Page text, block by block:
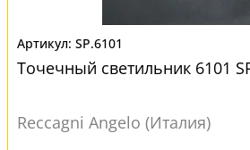
SP.6101
Точечный светильник 6101
Reccagni Angelo (Италия)